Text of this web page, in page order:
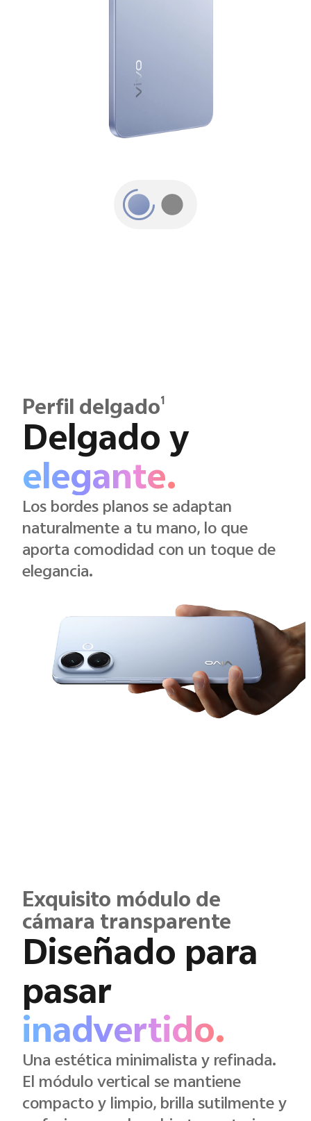
Perfil delgado1
Delgado y
elegante.
Los bordes planos se adaptan
naturalmente a tu mano, lo que
aporta comodidad con un toque de
elegancia.
Exquisito módulo de
cámara transparente
Diseñado para
pasar
inadvertido.
Una estética minimalista y refinada.
El módulo vertical se mantiene
compacto y limpio, brilla sutilmente y